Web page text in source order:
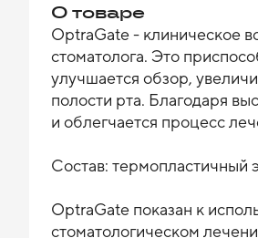
О товаре
OptraGate - клиническое
стоматолога. Это
улучшается обзор,
полости рта. Благодаря
и облегчается процесс
Состав: термопластичный
OptraGate показан к
стоматологическом